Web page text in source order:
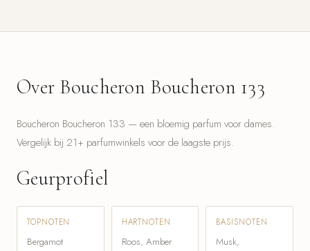
Over Boucheron Boucheron 133
Boucheron Boucheron 133 — een bloemig parfum voor dames.
Vergelijk bij 21+ parfumwinkels voor de laagste prijs.
Geurprofiel
TOPNOTEN
Bergamot
HARTNOTEN
Roos, Amber
BASISNOTEN
Musk,